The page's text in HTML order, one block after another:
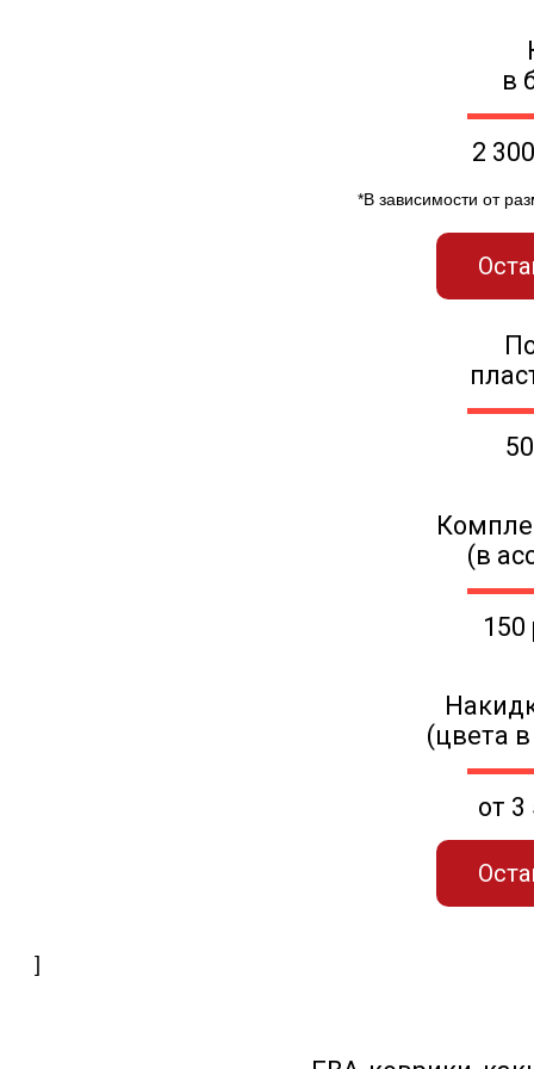
в
2
*В зависимости от
(в
(цвета
от 3
]